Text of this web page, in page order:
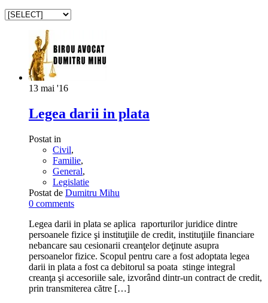
13 mai '16
Legea darii in plata
Postat in
Civil,
Familie,
General,
Legislatie
Postat de Dumitru Mihu
0 comments
Legea darii in plata se aplica raporturilor juridice dintre
persoanele fizice şi instituţiile de credit, instituţiile financiare
nebancare sau cesionarii creanţelor deţinute asupra
persoanelor fizice. Scopul pentru care a fost adoptata legea
darii in plata a fost ca debitorul sa poata stinge integral
creanţa şi accesoriile sale, izvorând dintr-un contract de credit,
prin transmiterea către […]